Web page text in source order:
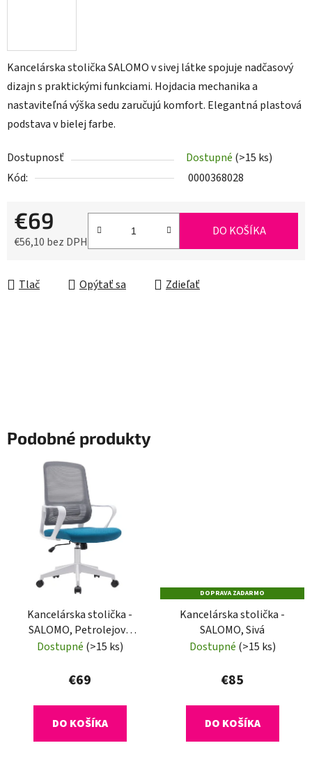
Kancelárska stolička SALOMO v sivej látke spojuje nadčasový
dizajn s praktickými funkciami. Hojdacia mechanika a
nastaviteľná výška sedu zaručujú komfort. Elegantná plastová
podstava v bielej farbe.
Dostupnosť Dostupné (>15 ks)
Kód:
0000368028
€69
€56,10 bez DPH
DO KOŠÍKA
Tlač Opýtať sa Zdieľať
Podobné produkty
Kancelárska stolička -
SALOMO, Petrolejová
látka
Dostupné (>15 ks)
€69
DO KOŠÍKA
DOPRAVA ZADARMO
Kancelárska stolička -
SALOMO, Sivá
Dostupné (>15 ks)
€85
DO KOŠÍKA